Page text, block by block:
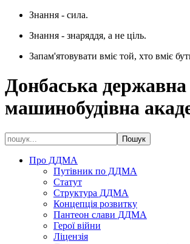
Знання - сила.
Знання - знаряддя, а не ціль.
Запам'ятовувати вміє той, хто вміє
Донбаська державна
машинобудівна
Про ДДМА
Путівник по ДДМА
Статут
Структура ДДМА
Концепція розвитку
Пантеон слави ДДМА
Герої війни
Ліцензія